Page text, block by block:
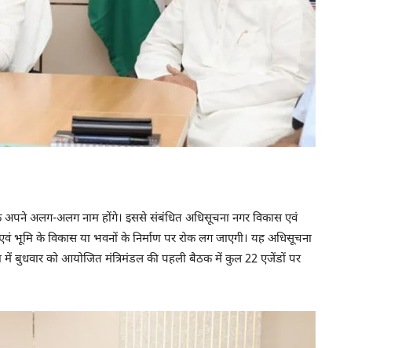
अपने अलग-अलग नाम होंगे। इससे संबंधित अधिसूचना नगर विकास एवं
भूमि के विकास या भवनों के निर्माण पर रोक लग जाएगी। यह अधिसूचना
में बुधवार को आयोजित मंत्रिमंडल की पहली बैठक में कुल 22 एजेंडों पर